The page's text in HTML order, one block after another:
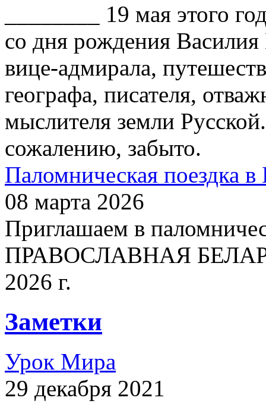
________ 19 мая этого
со дня рождения
вице-адмирала,
географа, писателя,
мыслителя земли
сожалению, забыто.
Паломническая поездка в
08 марта 2026
Приглашаем в
ПРАВОСЛАВНАЯ
2026 г.
Заметки
Урок Мира
29 декабря 2021